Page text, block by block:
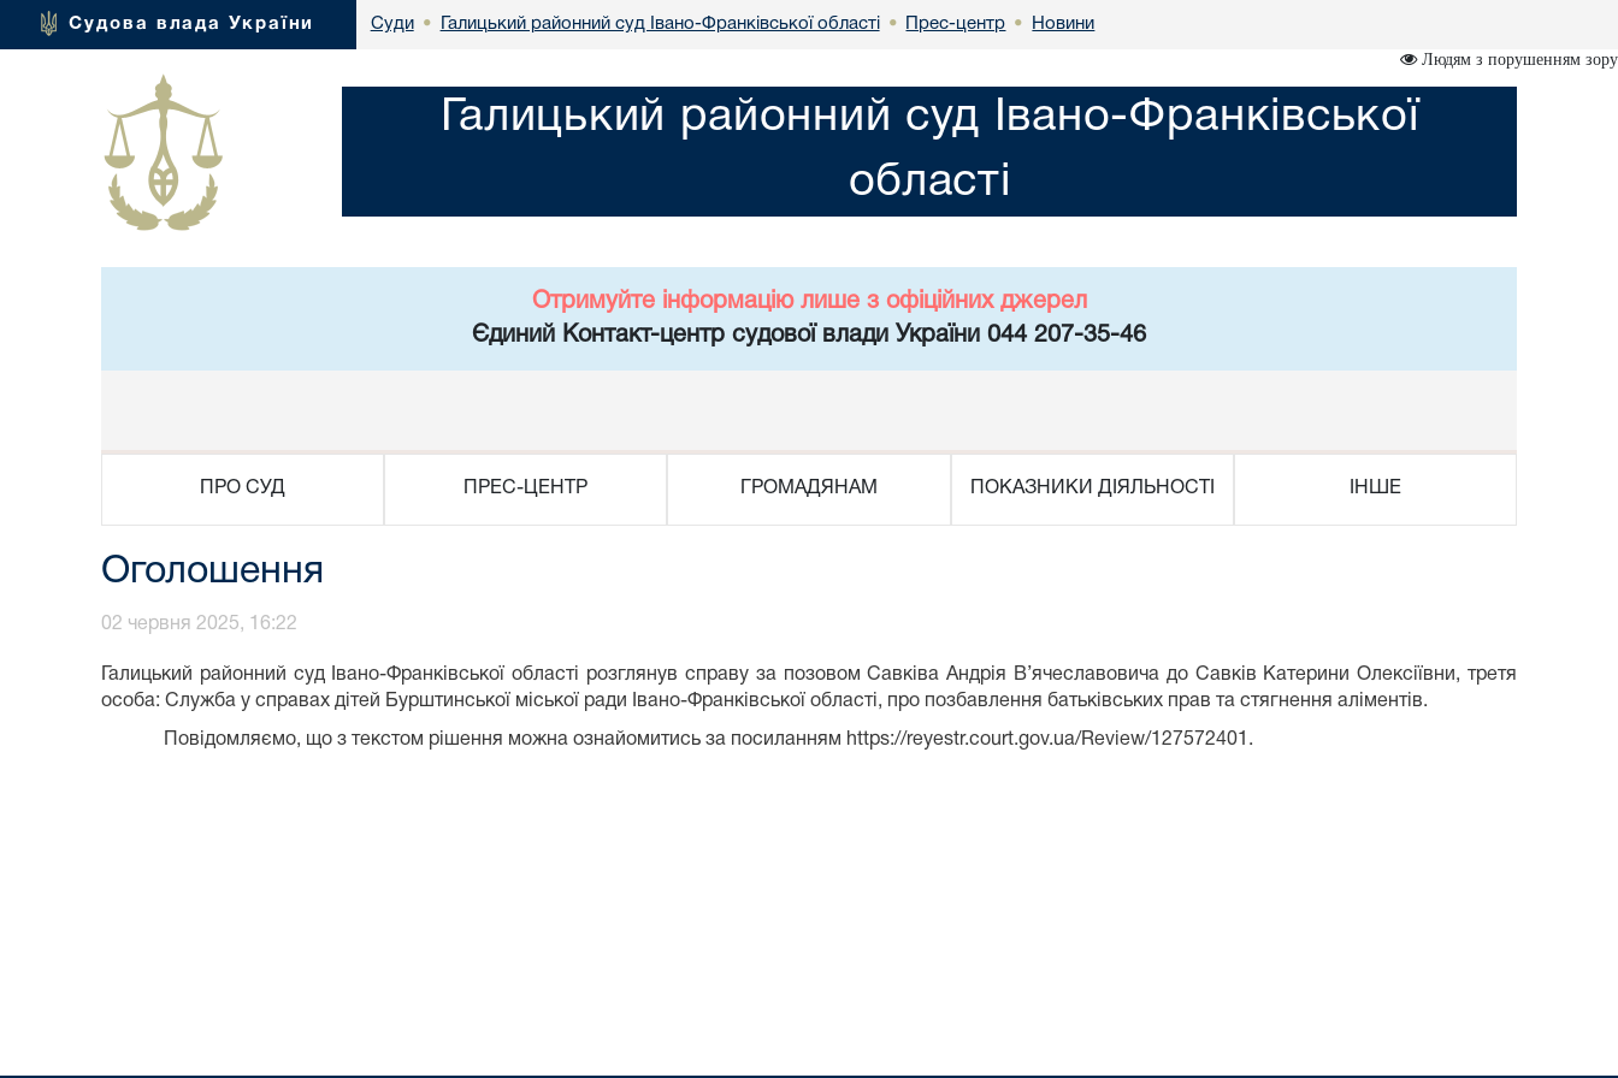
Судова влада України Суди • Галицький районний суд Івано-Франківської області • Прес-центр • Новини
Людям з порушенням зору
Галицький районний суд Івано-Франківської
області
Отримуйте інформацію лише з офіційних джерел
Єдиний Контакт-центр судової влади України 044 207-35-46
ПРО СУД ПРЕС-ЦЕНТР ГРОМАДЯНАМ ПОКАЗНИКИ ДІЯЛЬНОСТІ ІНШЕ
Оголошення
02 червня 2025, 16:22
Галицький районний суд Івано-Франківської області розглянув справу за позовом Савківа Андрія В’ячеславовича до Савків Катерини Олексіївни, третя
особа: Служба у справах дітей Бурштинської міської ради Івано-Франківської області, про позбавлення батьківських прав та стягнення аліментів.
Повідомляємо, що з текстом рішення можна ознайомитись за посиланням https://reyestr.court.gov.ua/Review/127572401.